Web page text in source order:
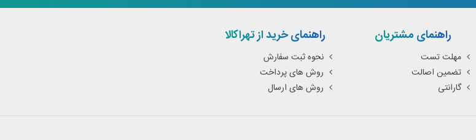
راهنمای مشتریان
مهلت تست
تضمین اصالت
گارانتی
راهنمای خرید از تهراکالا
نحوه ثبت سفارش
روش های پرداخت
روش های ارسال